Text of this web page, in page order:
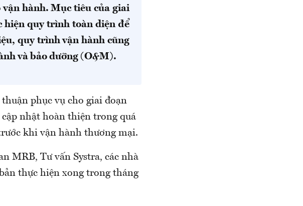
hành. Mục tiêu của giai
hiện quy trình toàn diện để
quy trình vận hành cũng
và bảo dưỡng (O&M).
phục vụ cho giai đoạn
nhật hoàn thiện trong quá
khi vận hành thương mại.
MRB, Tư vấn Systra, các nhà
thực hiện xong trong tháng